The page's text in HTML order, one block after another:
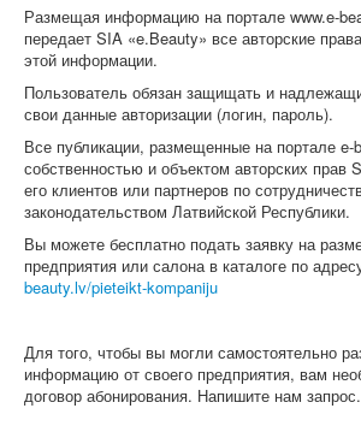
Размещая информацию на портале www.e-
передает SIA «e.Beauty» все авторские
этой информации.
Пользователь обязан защищать и
свои данные авторизации (логин, пароль).
Все публикации, размещенные на портале
собственностью и объектом авторских прав
его клиентов или партнеров по
законодательством Латвийской Республики.
Вы можете бесплатно подать заявку на
предприятия или салона в каталоге по
beauty.lv/pieteikt-kompaniju
Для того, чтобы вы могли самостоятельно
информацию от своего предприятия, вам
договор абонирования. Напишите нам запрос.